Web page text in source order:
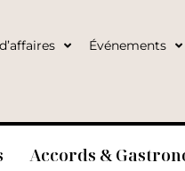
Événements
Accords &